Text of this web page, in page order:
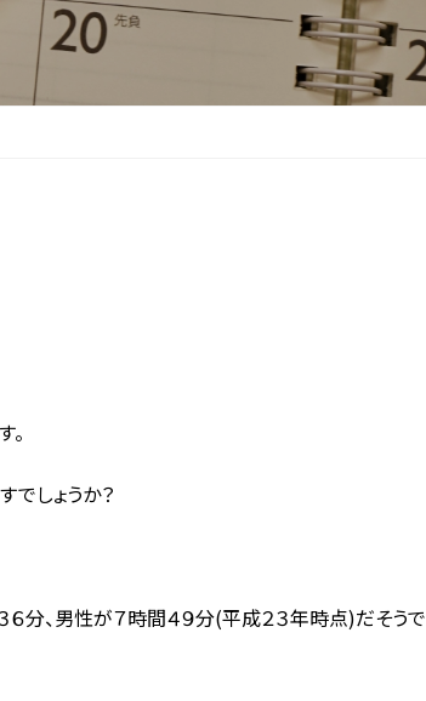
しょうか？
分、男性が７時間４９分(平成２３年時点)だそうで